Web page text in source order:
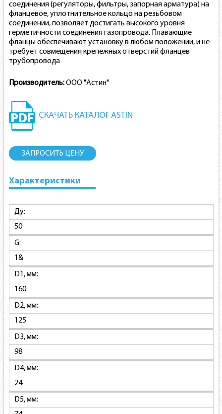
соединения (регуляторы, фильтры, запорная арматура) на
фланцевое, уплотнительное кольцо на резьбовом
соединении, позволяет достигать высокого уровня
герметичности соединения газопровода. Плавающие
фланцы обеспечивают установку в любом положении, и не
требует совмещения крепежных отверстий фланцев
трубопровода
Производитель:ООО "Астин"
СКАЧАТЬ КАТАЛОГ ASTIN
ЗАПРОСИТЬ ЦЕНУ
Характеристики
Ду:
50
G:
1&
D1, мм:
160
D2, мм:
125
D3, мм:
98
D4, мм:
24
D5, мм: